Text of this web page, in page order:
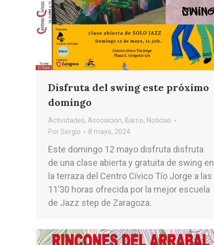
Disfruta del swing este próximo
domingo
Actividades, Asociación, Barrio, Noticias
PorSergio 8 mayo, 2024
Este domingo 12 mayo disfruta disfruta
de una clase abierta y gratuita de swing en
la terraza del Centro Cívico Tío Jorge a las
11’30 horas ofrecida por la mejor escuela
de Jazz step de Zaragoza.